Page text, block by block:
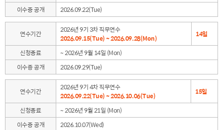
이수증 공개 2026.09.22(Tue)
연수기간
2026년 9기 3차 직무연수
2026.09.15(Tue) ~ 2026.09.28(Mon)
14일
신청종료
~ 2026년 9월 14일 (Mon)
이수증 공개
2026.09.29(Tue)
연수기간
2026년 9기 4차 직무연수
2026.09.22(Tue) ~ 2026.10.06(Tue)
15일
신청종료
~ 2026년 9월 21일 (Mon)
이수증 공개
2026.10.07(Wed)